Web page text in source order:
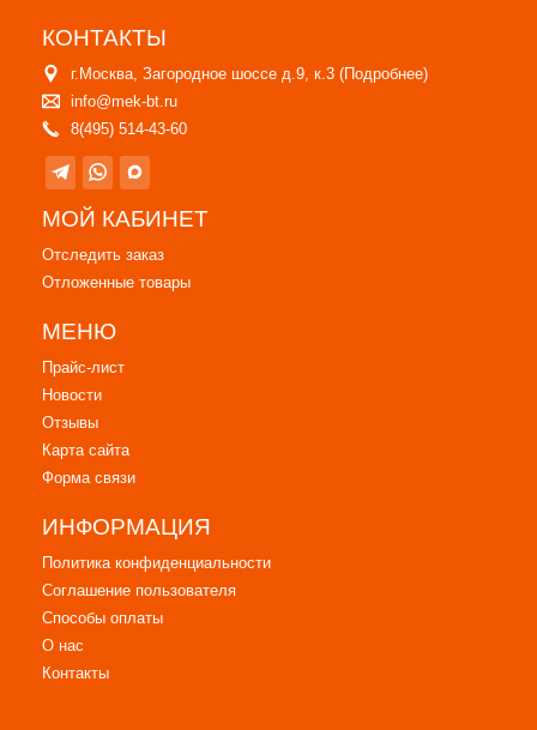
КОНТАКТЫ
г.Москва, Загородное шоссе д.9, к.3 (Подробнее)
info@mek-bt.ru
8(495) 514-43-60
МОЙ КАБИНЕТ
Отследить заказ
Отложенные товары
МЕНЮ
Прайс-лист
Новости
Отзывы
Карта сайта
Форма связи
ИНФОРМАЦИЯ
Политика конфиденциальности
Соглашение пользователя
Способы оплаты
О нас
Контакты